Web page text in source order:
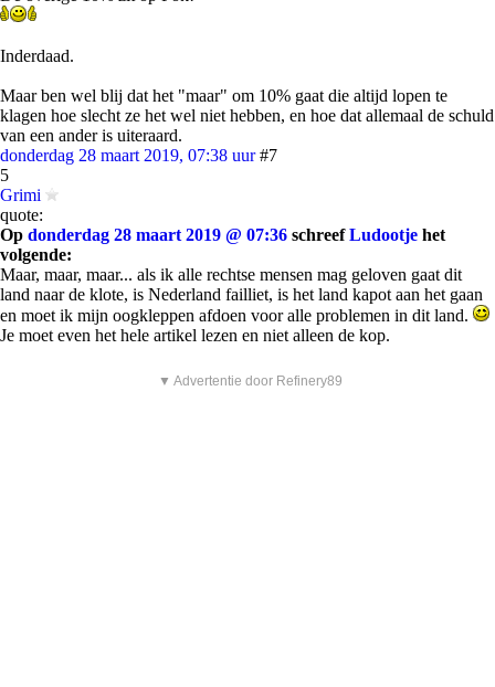
Inderdaad.
Maar ben wel blij dat het "maar" om 10% gaat die altijd lopen te
klagen hoe slecht ze het wel niet hebben, en hoe dat allemaal de schuld
van een ander is uiteraard.
donderdag 28 maart 2019, 07:38 uur #7
5
Grimi
quote:
Op donderdag 28 maart 2019 @ 07:36 schreefLudootje het
volgende:
Maar, maar, maar... als ik alle rechtse mensen mag geloven gaat dit
land naar de klote, is Nederland failliet, is het land kapot aan het gaan
en moet ik mijn oogkleppen afdoen voor alle problemen in dit land.
Je moet even het hele artikel lezen en niet alleen de kop.
▼ Advertentie door Refinery89